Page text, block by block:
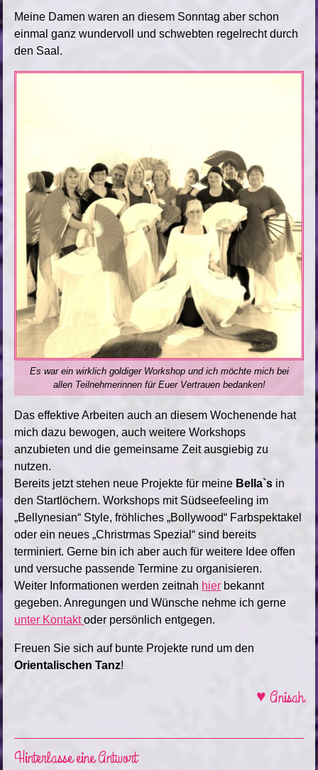
Meine Damen waren an diesem Sonntag aber schon
einmal ganz wundervoll und schwebten regelrecht durch
den Saal.
Es war ein wirklich goldiger Workshop und ich möchte mich bei
allen Teilnehmerinnen für Euer Vertrauen bedanken!
Das effektive Arbeiten auch an diesem Wochenende hat
mich dazu bewogen, auch weitere Workshops
anzubieten und die gemeinsame Zeit ausgiebig zu
nutzen.
Bereits jetzt stehen neue Projekte für meine Bella`s in
den Startlöchern. Workshops mit Südseefeeling im
„Bellynesian“ Style, fröhliches „Bollywood“ Farbspektakel
oder ein neues „Christrmas Spezial“ sind bereits
terminiert. Gerne bin ich aber auch für weitere Idee offen
und versuche passende Termine zu organisieren.
Weiter Informationen werden zeitnah hier bekannt
gegeben. Anregungen und Wünsche nehme ich gerne
unter Kontaktoder persönlich entgegen.
Freuen Sie sich auf bunte Projekte rund um den
Orientalischen Tanz!
♥ Anisah
Hinterlasse eine Antwort